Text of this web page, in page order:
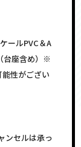
ールPVC＆A
台座含め）※
性がござい
ンセルは承っ